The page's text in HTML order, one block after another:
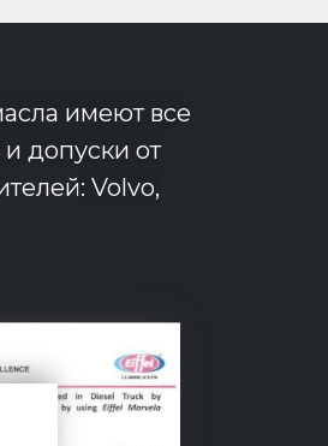
имеют все
допуски от
: Volvo,